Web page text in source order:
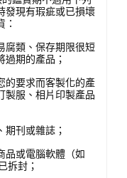
發現有瑕疵或已損壞
：
腐類、保存期限很短
過期的產品；
的要求而客製化的產
製服、相片印製產品
期刊或雜誌；
品或電腦軟體（如
拆封；